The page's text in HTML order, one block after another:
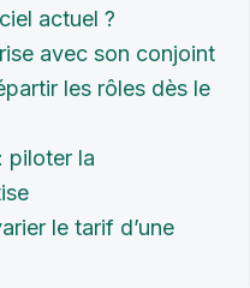
actuel ?
avec son conjoint
les rôles dès le
piloter la
le tarif d’une